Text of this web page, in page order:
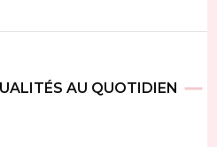
AU QUOTIDIEN